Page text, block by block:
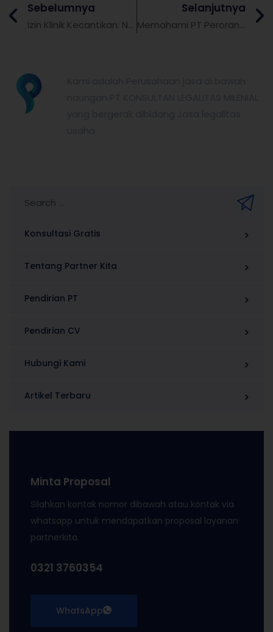
Sebelumnya
Izin Klinik Kecantikan: Navigasi Proses Pengurusan, Persyaratan, dan Keuntungan Bisnis yang Sah
Selanjutnya
Memahami PT Perorangan: Dasar-dasar Pengertian dan Karakteristiknya
Konsultasi Gratis
Tentang Partner Kita
Pendirian PT
Pendirian CV
Hubungi Kami
Artikel Terbaru
Minta Proposal
Silahkan kontak nomor dibawah atau kontak via
whatsapp untuk mendapatkan proposal layanan
partnerkita.
0321 3760354
WhatsApp